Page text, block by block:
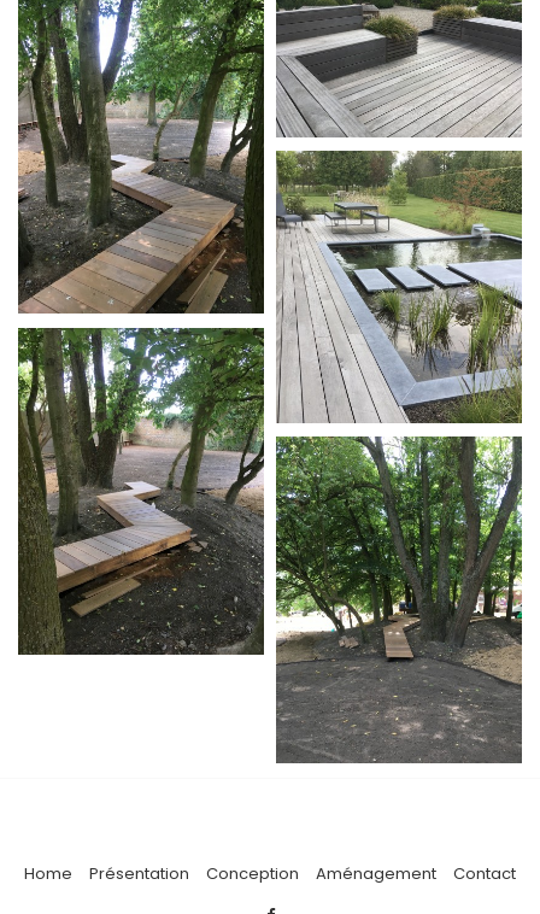
Home Présentation Conception Aménagement Contact